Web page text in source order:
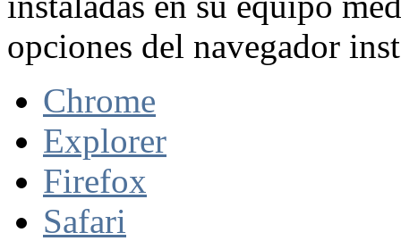
opciones del navegador
Chrome
Explorer
Firefox
Safari